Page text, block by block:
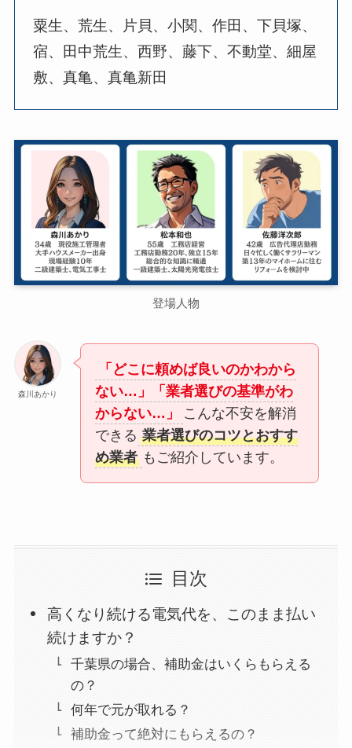
粟生、荒生、片貝、小関、作田、下貝塚、
宿、田中荒生、西野、藤下、不動堂、細屋
敷、真亀、真亀新田
登場人物
森川あかり
「どこに頼めば良いのかわから
ない…」「業者選びの基準がわ
からない…」
こんな不安を解消
できる 業者選びのコツとおすす
め業者 もご紹介しています。
目次
高くなり続ける電気代を、このまま払い
続けますか？
千葉県の場合、補助金はいくらもらえる
の？
何年で元が取れる？
補助金って絶対にもらえるの？